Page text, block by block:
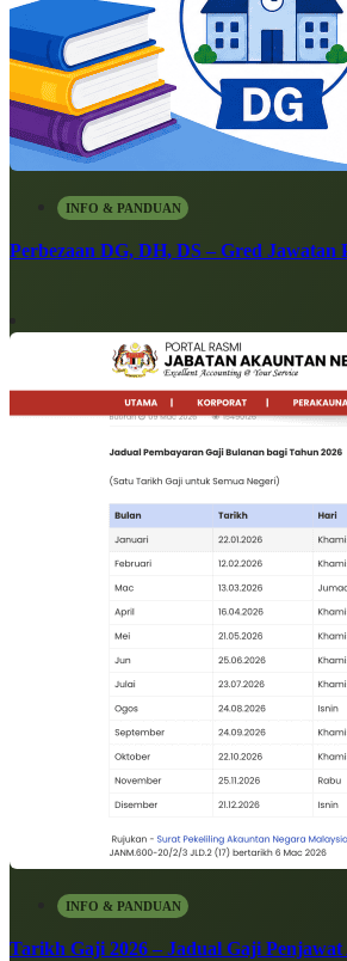
INFO & PANDUAN
Perbezaan DG, DH, DS – Gred Jawatan
INFO & PANDUAN
Tarikh Gaji 2026 – Jadual Gaji Penjawat